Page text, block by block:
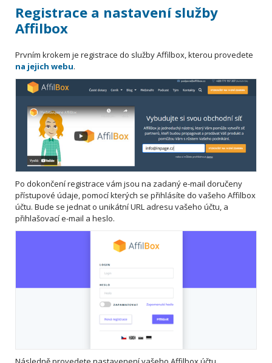
Registrace a nastavení služby
Affilbox
Prvním krokem je registrace do služby Affilbox, kterou provedete
na jejich webu.
Po dokončení registrace vám jsou na zadaný e-mail doručeny
přístupové údaje, pomocí kterých se přihlásíte do vašeho Affilbox
účtu. Bude se jednat o unikátní URL adresu vašeho účtu, a
přihlašovací e-mail a heslo.